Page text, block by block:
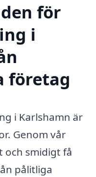
för
i
företag
i Karlshamn är
Genom vår
och smidigt få
pålitliga